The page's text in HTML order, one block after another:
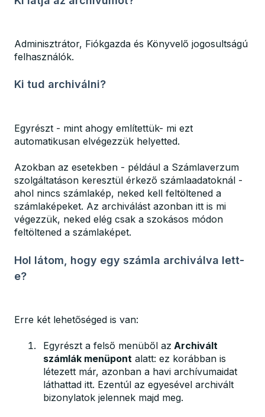
Adminisztrátor, Fiókgazda és Könyvelő jogosultságú
felhasználók.
Ki tud archiválni?
Egyrészt - mint ahogy említettük- mi ezt
automatikusan elvégezzük helyetted.
Azokban az esetekben - például a Számlaverzum
szolgáltatáson keresztül érkező számlaadatoknál -
ahol nincs számlakép, neked kell feltöltened a
számlaképeket. Az archiválást azonban itt is mi
végezzük, neked elég csak a szokásos módon
feltöltened a számlaképet.
Hol látom, hogy egy számla archiválva lett-
e?
Erre két lehetőséged is van:
Egyrészt a felső menüből az Archivált
számlák menüpont alatt: ez korábban is
létezett már, azonban a havi archívumaidat
láthattad itt. Ezentúl az egyesével archivált
bizonylatok jelennek majd meg.